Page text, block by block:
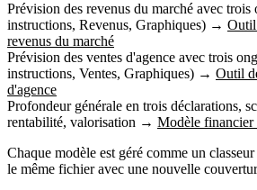
Prévision des revenus du marché avec trois
instructions, Revenus, Graphiques) → Outil
revenus du marché
Prévision des ventes d'agence avec trois
instructions, Ventes, Graphiques) → Outil
d'agence
Profondeur générale en trois déclarations,
rentabilité, valorisation → Modèle financier
Chaque modèle est géré comme un classeur
le même fichier avec une nouvelle